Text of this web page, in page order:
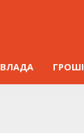
ВЛАДА ГРОШІ